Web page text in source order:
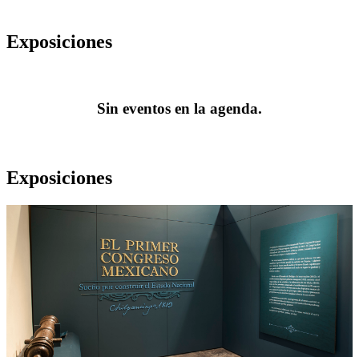
Exposiciones
Sin eventos en la agenda.
Exposiciones